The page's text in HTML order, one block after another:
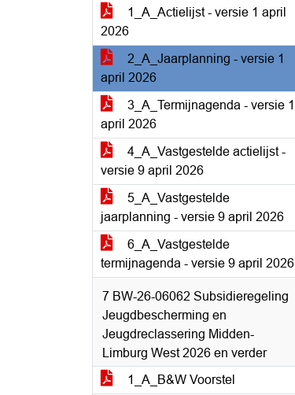
1_A_Actielijst - versie 1 april
2026
2_A_Jaarplanning - versie 1
april 2026
3_A_Termijnagenda - versie 1
april 2026
4_A_Vastgestelde actielijst -
versie 9 april 2026
5_A_Vastgestelde
jaarplanning - versie 9 april 2026
6_A_Vastgestelde
termijnagenda - versie 9 april 2026
7 BW-26-06062 Subsidieregeling
Jeugdbescherming en
Jeugdreclassering Midden-
Limburg West 2026 en verder
1_A_B&W Voorstel